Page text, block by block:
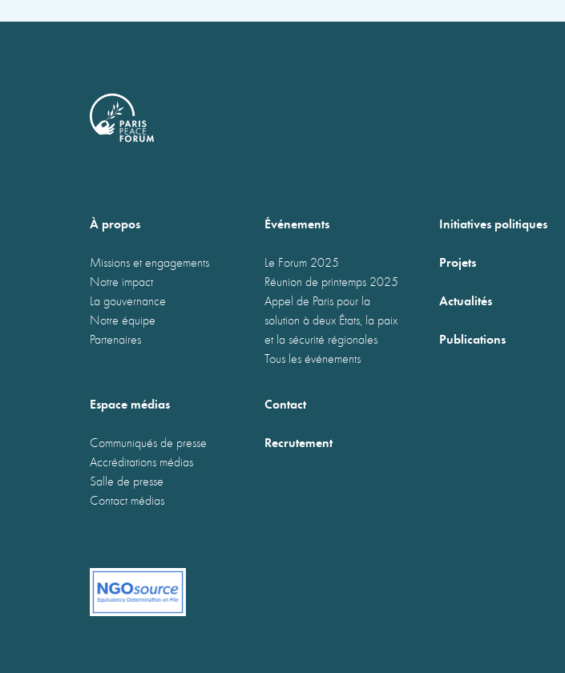
À propos
Missions et engagements
Notre impact
La gouvernance
Notre équipe
Partenaires
Événements
Le Forum 2025
Réunion de printemps 2025
Appel de Paris pour la
solution à deux États, la paix
et la sécurité régionales
Tous les événements
Initiatives politiques
Projets
Actualités
Publications
Espace médias
Communiqués de presse
Accréditations médias
Salle de presse
Contact médias
Contact
Recrutement